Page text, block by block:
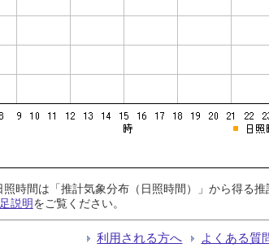
時間は「推計気象分布（日照時間）」から得る
説明をご覧ください。
利用される方へ よくある質